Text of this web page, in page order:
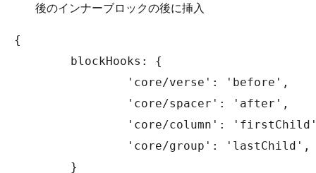
後のインナーブロックの後に挿入
{